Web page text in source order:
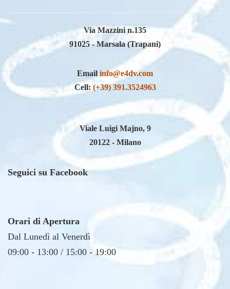
Via Mazzini n.135
91025 - Marsala (Trapani)
info@e4dv.com
Cell:(+39) 391.3524963
Viale Luigi Majno, 9
20122 - Milano
Seguici su Facebook
Dal Lunedì al Venerdì
09:00 - 13:00 / 15:00 - 19:00